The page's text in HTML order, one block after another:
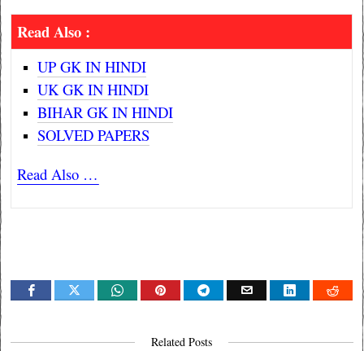
Read Also :
UP GK IN HINDI
UK GK IN HINDI
BIHAR GK IN HINDI
SOLVED PAPERS
Read Also …
Related Posts